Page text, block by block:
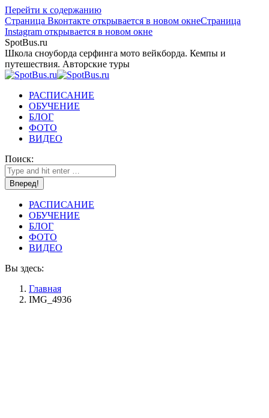
Перейти к содержанию
Страница Вконтакте открывается в новом окнеСтраница
Instagram открывается в новом окне
SpotBus.ru
Школа сноуборда серфинга мото вейкборда. Кемпы и
путешествия. Авторские туры
РАСПИСАНИЕ
ОБУЧЕНИЕ
БЛОГ
ФОТО
ВИДЕО
Поиск:
РАСПИСАНИЕ
ОБУЧЕНИЕ
БЛОГ
ФОТО
ВИДЕО
Вы здесь:
Главная
IMG_4936